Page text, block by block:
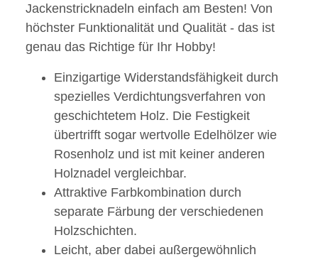
Jackenstricknadeln einfach am Besten! Von
höchster Funktionalität und Qualität - das ist
genau das Richtige für Ihr Hobby!
Einzigartige Widerstandsfähigkeit durch
spezielles Verdichtungsverfahren von
geschichtetem Holz. Die Festigkeit
übertrifft sogar wertvolle Edelhölzer wie
Rosenholz und ist mit keiner anderen
Holznadel vergleichbar.
Attraktive Farbkombination durch
separate Färbung der verschiedenen
Holzschichten.
Leicht, aber dabei außergewöhnlich